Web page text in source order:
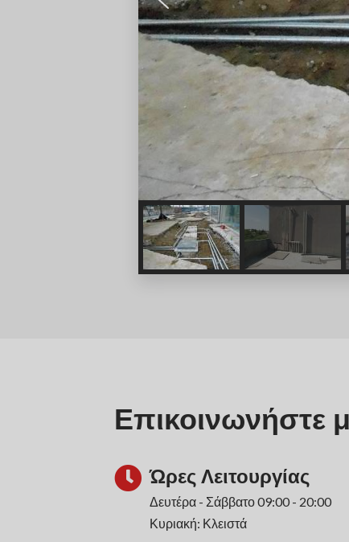
Επικοινωνήστε
Ώρες Λειτουργίας
Δευτέρα - Σάββατο 09:00 - 20:00
Κυριακή: Κλειστά